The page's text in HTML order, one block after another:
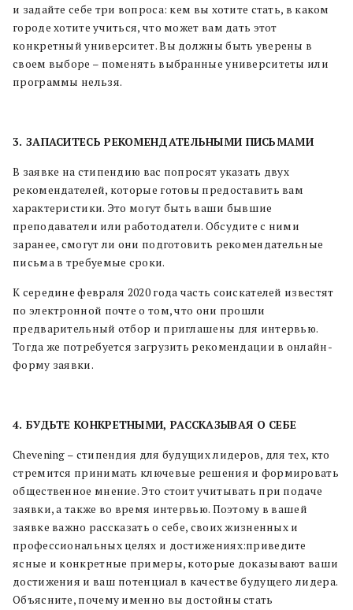
и задайте себе три вопроса: кем вы хотите стать, в каком
городе хотите учиться, что может вам дать этот
конкретный университет. Вы должны быть уверены в
своем выборе – поменять выбранные университеты или
программы нельзя.
3. ЗАПАСИТЕСЬ РЕКОМЕНДАТЕЛЬНЫМИ ПИСЬМАМИ
В заявке на стипендию вас попросят указать двух
рекомендателей, которые готовы предоставить вам
характеристики. Это могут быть ваши бывшие
преподаватели или работодатели. Обсудите с ними
заранее, смогут ли они подготовить рекомендательные
письма в требуемые сроки.
К середине февраля 2020 года часть соискателей известят
по электронной почте о том, что они прошли
предварительный отбор и приглашены для интервью.
Тогда же потребуется загрузить рекомендации в онлайн-
форму заявки.
4. БУДЬТЕ КОНКРЕТНЫМИ, РАССКАЗЫВАЯ О СЕБЕ
Chevening – стипендия для будущих лидеров, для тех, кто
стремится принимать ключевые решения и формировать
общественное мнение. Это стоит учитывать при подаче
заявки, а также во время интервью. Поэтому в вашей
заявке важно рассказать о себе, своих жизненных и
профессиональных целях и достижениях:приведите
ясные и конкретные примеры, которые доказывают ваши
достижения и ваш потенциал в качестве будущего лидера.
Объясните, почему именно вы достойны стать